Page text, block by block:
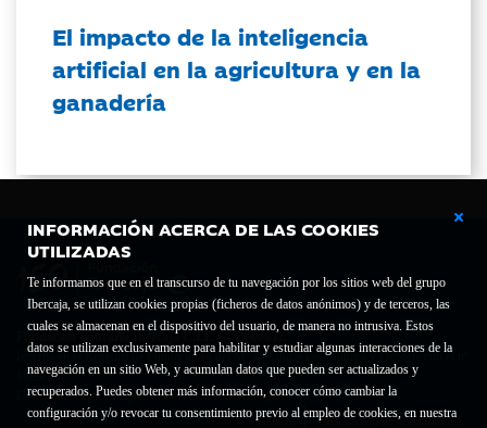
INFORMACIÓN ACERCA DE LAS COOKIES
UTILIZADAS
Te informamos que en el transcurso de tu navegación por los sitios web del grupo
Ibercaja, se utilizan cookies propias (ficheros de datos anónimos) y de terceros, las
cuales se almacenan en el dispositivo del usuario, de manera no intrusiva. Estos
datos se utilizan exclusivamente para habilitar y estudiar algunas interacciones de la
navegación en un sitio Web, y acumulan datos que pueden ser actualizados y
recuperados. Puedes obtener más información, conocer cómo cambiar la
configuración y/o revocar tu consentimiento previo al empleo de cookies, en nuestra
El impacto de la inteligencia
artificial en la agricultura y en la
ganadería
Fundación Bancaria Ibercaja C.I.F. G-50000652.
Inscrita en el Registro de Fundaciones del Mº de Educación, Cultura y Deporte con el nº
1689.
Domicilio social: Joaquín Costa, 13. 50001 Zaragoza.
Contacto
Declaración de accesibilidad